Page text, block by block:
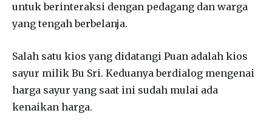
untuk berinteraksi dengan pedagang dan warga
yang tengah berbelanja.
Salah satu kios yang didatangi Puan adalah kios
sayur milik Bu Sri. Keduanya berdialog mengenai
harga sayur yang saat ini sudah mulai ada
kenaikan harga.